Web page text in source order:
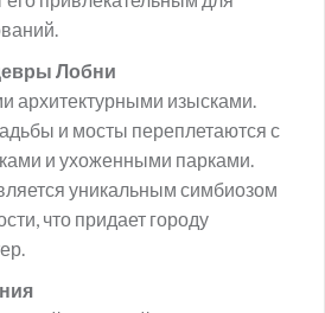
Лобни
архитектурными изысками.
и мосты переплетаются с
и ухоженными парками.
уникальным симбиозом
что придает городу